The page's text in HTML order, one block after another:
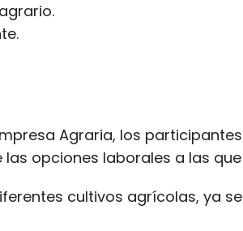
Agraria, los
opciones laborales a las
cultivos agrícolas, ya